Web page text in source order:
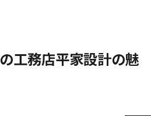
工務店平家設計の魅